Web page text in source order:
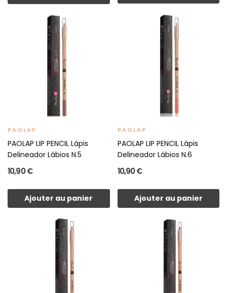
PAOLAP
PAOLAP LIP PENCIL Lápis
Delineador Lábios N.5
10,90 €
Ajouter au panier
PAOLAP
PAOLAP LIP PENCIL Lápis
Delineador Lábios N.6
10,90 €
Ajouter au panier